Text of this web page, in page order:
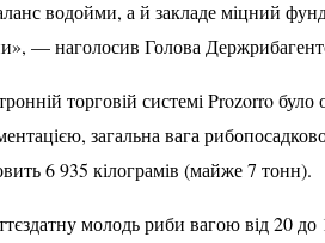
водойми, а й закладе міцний
— наголосив Голова
торговій системі Prozorro
загальна вага
6 935 кілограмів (майже 7 тонн).
молодь риби вагою від 20 до